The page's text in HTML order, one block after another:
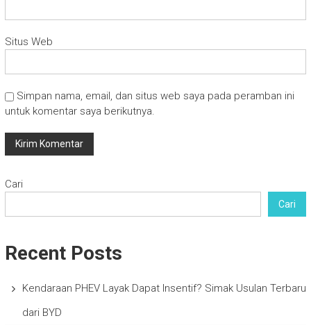
Situs Web
Simpan nama, email, dan situs web saya pada peramban ini
untuk komentar saya berikutnya.
Cari
Cari
Recent Posts
Kendaraan PHEV Layak Dapat Insentif? Simak Usulan Terbaru
dari BYD